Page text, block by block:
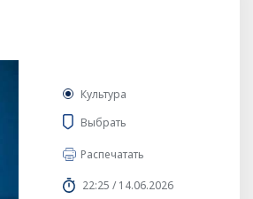
Культура
Выбрать
Распечатать
22:25 / 14.06.2026